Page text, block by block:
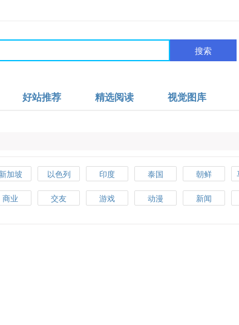
搜索
好站推荐 精选阅读 视觉图库
新加坡 以色列 印度 泰国 朝鲜
英国 法国 德国 意大利 俄罗斯
商业 交友 游戏 动漫 新闻